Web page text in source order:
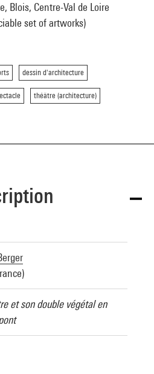
Blois, Centre-Val de Loire
set of artworks)
dessin d'architecture
théâtre (architecture)
et son double végétal en